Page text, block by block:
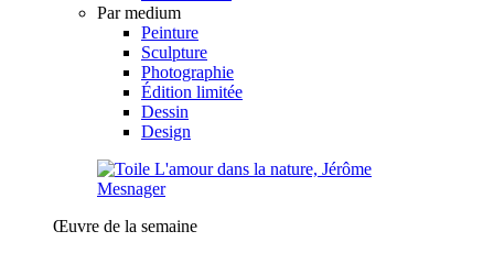
Par medium
Peinture
Sculpture
Photographie
Édition limitée
Dessin
Design
Œuvre de la semaine